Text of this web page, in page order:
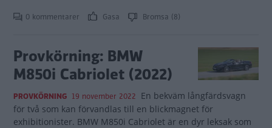
0 kommentarer Gasa Bromsa (8)
Provkörning: BMW
M850i Cabriolet (2022)
PROVKÖRNING 19 november 2022 En bekväm långfärdsvagn
för två som kan förvandlas till en blickmagnet för
exhibitionister. BMW M850i Cabriolet är en dyr leksak som